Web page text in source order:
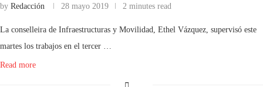
by Redacción 28 mayo 2019 2 minutes read
La conselleira de Infraestructuras y Movilidad, Ethel Vázquez, supervisó este
martes los trabajos en el tercer …
Read more